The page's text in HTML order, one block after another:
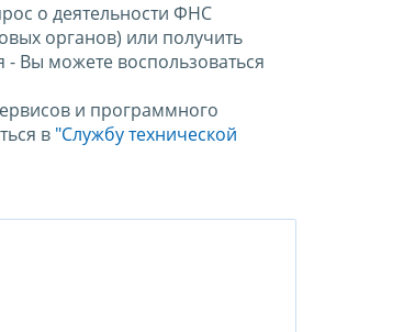
о деятельности ФНС
органов) или получить
Вы можете воспользоваться
и программного
в "Службу технической